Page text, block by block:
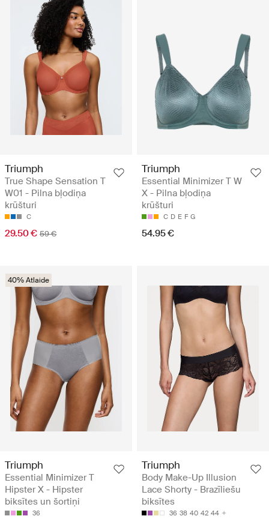
Triumph
True Shape Sensation T
W01 - Pilna bļodiņa
krūšturi
C
29.50 € 59 €
Triumph
Essential Minimizer T W
X - Pilna bļodiņa
krūšturi
C D E F G
54.95 €
40% Atlaide
Triumph
Essential Minimizer T
Hipster X - Hipster
biksītes un šortiņi
36
Triumph
Body Make-Up Illusion
Lace Shorty - Brazīliešu
biksītes
36 38 40 42 44